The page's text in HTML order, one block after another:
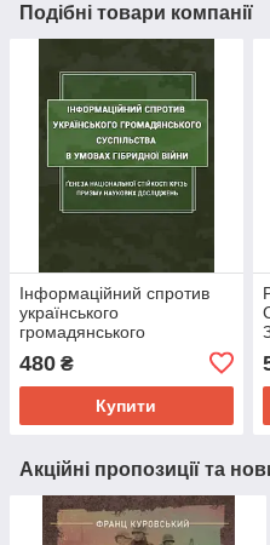
Подібні товари компанії
Інформаційний спротив
українського
громадянського
гібридної війни: ґенеза
національної стійкості
крізь призму
480 ₴
Купити
Акційні пропозиції та